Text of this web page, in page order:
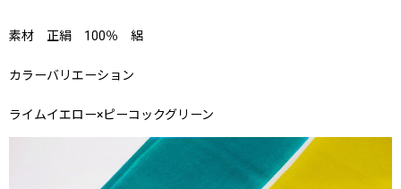
素材 正絹 100％ 絽
カラーバリエーション
ライムイエロー×ピーコックグリーン